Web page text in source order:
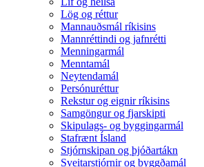
Lög og réttur
Mannauðsmál ríkisins
Mannréttindi og jafnrétti
Menningarmál
Menntamál
Neytendamál
Persónuréttur
Rekstur og eignir ríkisins
Samgöngur og fjarskipti
Skipulags- og byggingarmál
Stafrænt Ísland
Stjórnskipan og þjóðartákn
Sveitarstjórnir og byggðamál